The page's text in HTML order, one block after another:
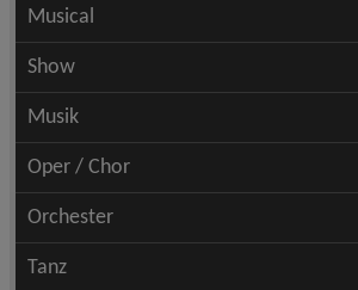
Musical
Show
Musik
Oper / Chor
Orchester
Tanz